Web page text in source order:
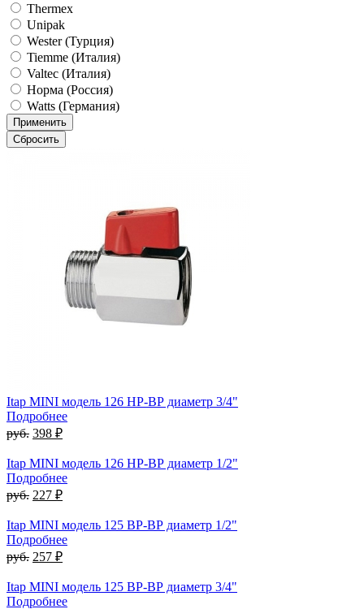
Thermex
Unipak
Wester (Турция)
Tiemme (Италия)
Valtec (Италия)
Норма (Россия)
Watts (Германия)
Itap MINI модель 126 НР-ВР диаметр 3/4"
Подробнее
руб. 398 ₽
Itap MINI модель 126 НР-ВР диаметр 1/2"
Подробнее
руб. 227 ₽
Itap MINI модель 125 ВР-ВР диаметр 1/2"
Подробнее
руб. 257 ₽
Itap MINI модель 125 ВР-ВР диаметр 3/4"
Подробнее